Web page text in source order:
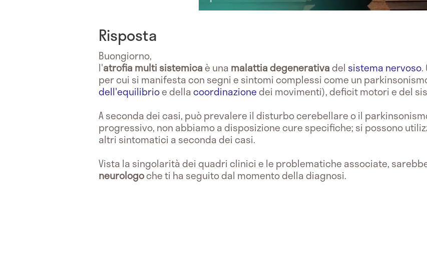
Risposta
Buongiorno,
l'atrofia multi sistemicaè una malattia degenerativadel sistema nervoso
per cui si manifesta con segni e sintomi complessi come un
dell'equilibrioe dellacoordinazionedei movimenti), deficit motori e del
A seconda dei casi, può prevalere il disturbo cerebellare o il
progressivo, non abbiamo a disposizione cure specifiche; si possono
altri sintomatici a seconda dei casi.
Vista la singolarità dei quadri clinici e le problematiche associate,
neurologoche ti ha seguito dal momento della diagnosi.